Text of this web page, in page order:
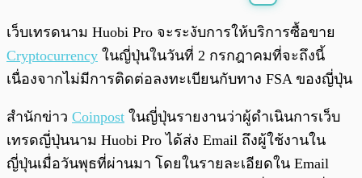
/
เว็บเทรดนาม Huobi Pro จะระงับการให้บริการซื้อขาย
Cryptocurrency ในญี่ปุ่นในวันที่ 2 กรกฎาคมที่จะถึงนี้
เนื่องจากไม่มีการติดต่อลงทะเบียนกับทาง FSA ของญี่ปุ่น
สำนักข่าว Coinpost ในญี่ปุ่นรายงานว่าผู้ดำเนินการเว็บ
เทรดญี่ปุ่นนาม Huobi Pro ได้ส่ง Email ถึงผู้ใช้งานใน
ญี่ปุ่นเมื่อวันพุธที่ผ่านมา โดยในรายละเอียดใน Email